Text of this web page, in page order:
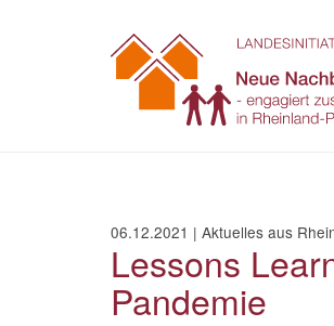
06.12.2021 | Aktuelles aus
Lessons
Pandemie